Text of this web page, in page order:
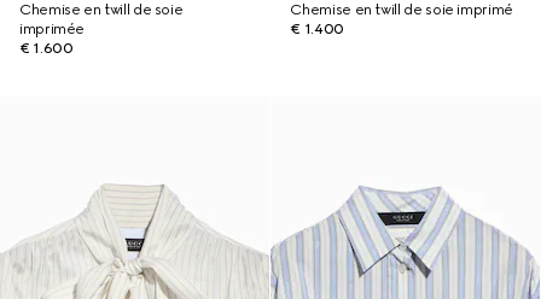
Chemise en twill de soie
imprimée
€ 1.600
Chemise en twill de soie imprimé
€ 1.400